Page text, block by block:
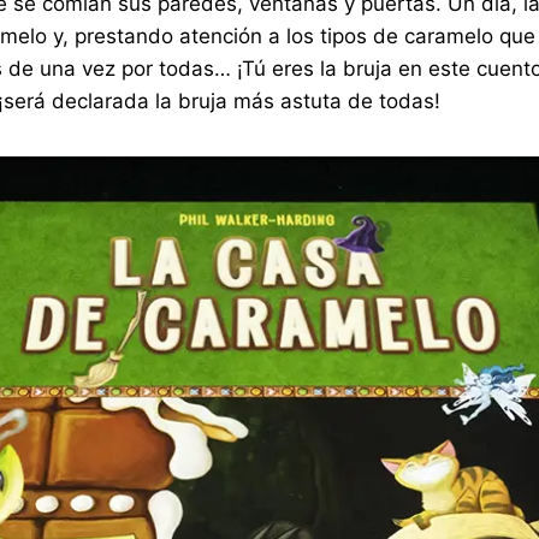
y, prestando atención a los tipos de caramelo
una vez por todas… ¡Tú eres la bruja en este
declarada la bruja más astuta de todas!